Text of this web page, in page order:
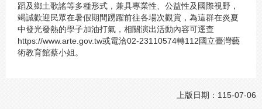
蹈及鄉土歌謠等多種形式，兼具專業性、公益性及國際視野，
竭誠歡迎民眾在暑假期間踴躍前往各場次觀賞，為這群在炎夏
中發光發熱的學子加油打氣，相關演出活動內容可逕查
https://www.arte.gov.tw或電洽02-23110574轉112國立臺灣藝
術教育館蔡小姐。
上版日期：115-07-06